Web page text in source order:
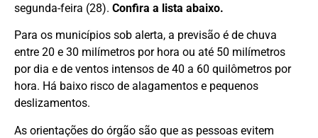
segunda-feira (28). Confira a lista abaixo.
Para os municípios sob alerta, a previsão é de chuva
entre 20 e 30 milímetros por hora ou até 50 milímetros
por dia e de ventos intensos de 40 a 60 quilômetros por
hora. Há baixo risco de alagamentos e pequenos
deslizamentos.
As orientações do órgão são que as pessoas evitem